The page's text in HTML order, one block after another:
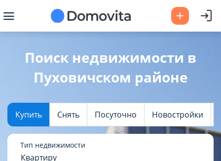
Поиск недвижимости в
Пуховичском районе
Купить Снять Посуточно Новостройки
Тип недвижимости
Квартиру
Да Выбрать город